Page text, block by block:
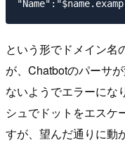
という形でドメイン名
が、Chatbotのパーサ
ないようでエラーにな
シュでドットをエスケ
すが、望んだ通りに動